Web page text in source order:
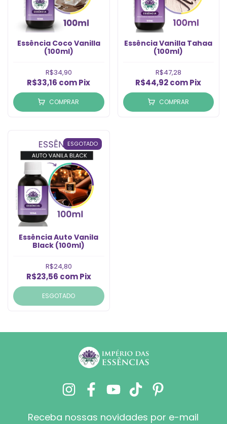
Essência Coco Vanilla
(100ml)
R$34,90
R$33,16 comPix
COMPRAR
Essência Vanilla Tahaa
(100ml)
R$47,28
R$44,92comPix
COMPRAR
ESGOTADO
Essência Auto Vanila
Black (100ml)
R$24,80
R$23,56 com Pix
ESGOTADO
Receba nossas novidades por e-mail